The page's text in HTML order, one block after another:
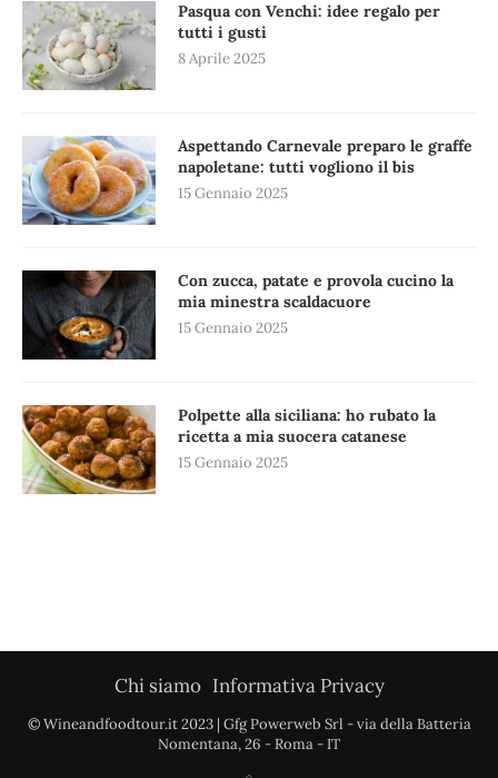
Pasqua con Venchi: idee regalo per
tutti i gusti
8 Aprile 2025
Aspettando Carnevale preparo le graffe
napoletane: tutti vogliono il bis
15 Gennaio 2025
Con zucca, patate e provola cucino la
mia minestra scaldacuore
15 Gennaio 2025
Polpette alla siciliana: ho rubato la
ricetta a mia suocera catanese
15 Gennaio 2025
Chi siamo Informativa Privacy
© Wineandfoodtour.it 2023 | Gfg Powerweb Srl - via della Batteria
Nomentana, 26 - Roma - IT